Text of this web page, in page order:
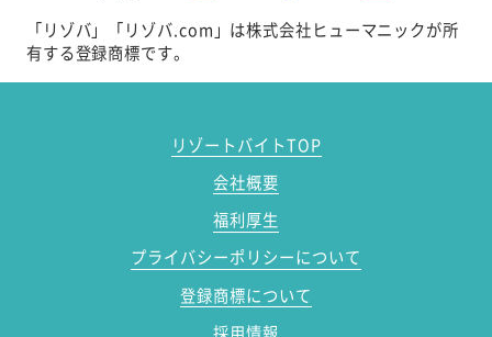
「リゾバ」「リゾバ.com」は株式会社ヒューマニックが所
有する登録商標です。
リゾートバイトTOP
会社概要
福利厚生
プライバシーポリシーについて
登録商標について
採用情報